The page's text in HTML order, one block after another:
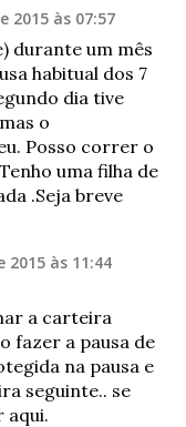
2015 às 07:57
durante um mês
habitual dos 7
dia tive
o
Posso correr o
uma filha de
.Seja breve
2015 às 11:44
a carteira
fazer a pausa de
na pausa e
seguinte.. se
aqui.